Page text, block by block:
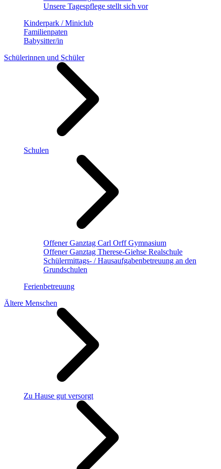
Unsere Tagespflege stellt sich vor
Kinderpark / Miniclub
Familienpaten
Babysitter/in
Schülerinnen und Schüler
Schulen
Offener Ganztag Carl Orff Gymnasium
Offener Ganztag Therese-Giehse Realschule
Schülermittags- / Hausaufgabenbetreuung an den
Grundschulen
Ferienbetreuung
Ältere Menschen
Zu Hause gut versorgt